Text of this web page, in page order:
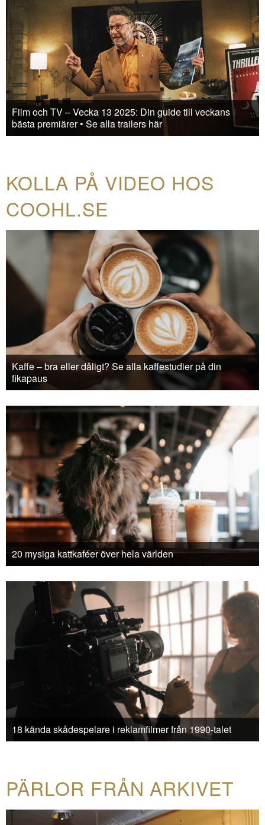
Film och TV – Vecka 13 2025: Din guide till veckans
bästa premiärer • Se alla trailers här
KOLLA PÅ VIDEO HOS
COOHL.SE
Kaffe – bra eller dåligt? Se alla kaffestudier på din
fikapaus
20 mysiga kattkaféer över hela världen
18 kända skådespelare i reklamfilmer från 1990-talet
PÄRLOR FRÅN ARKIVET